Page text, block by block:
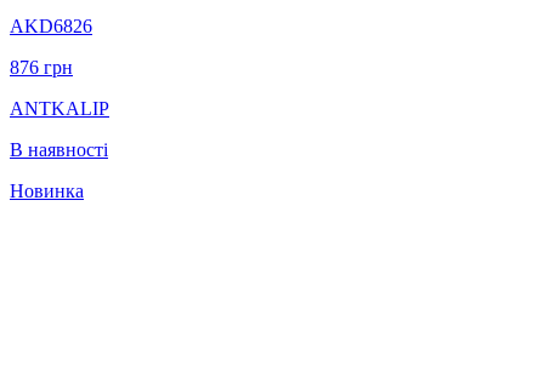
AKD6826
876 грн
ANTKALIP
В наявності
Новинка